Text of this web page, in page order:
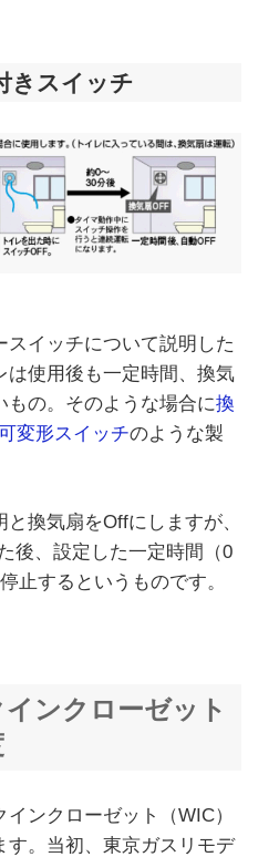
きスイッチ
スイッチについて説明した
は使用後も一定時間、換気
もの。そのような場合に換
変形スイッチのような製
と換気扇をOffにしますが、
後、設定した一定時間（0
止するというものです。
インクローゼット
ンクローゼット（WIC）
す。当初、東京ガスリモデ